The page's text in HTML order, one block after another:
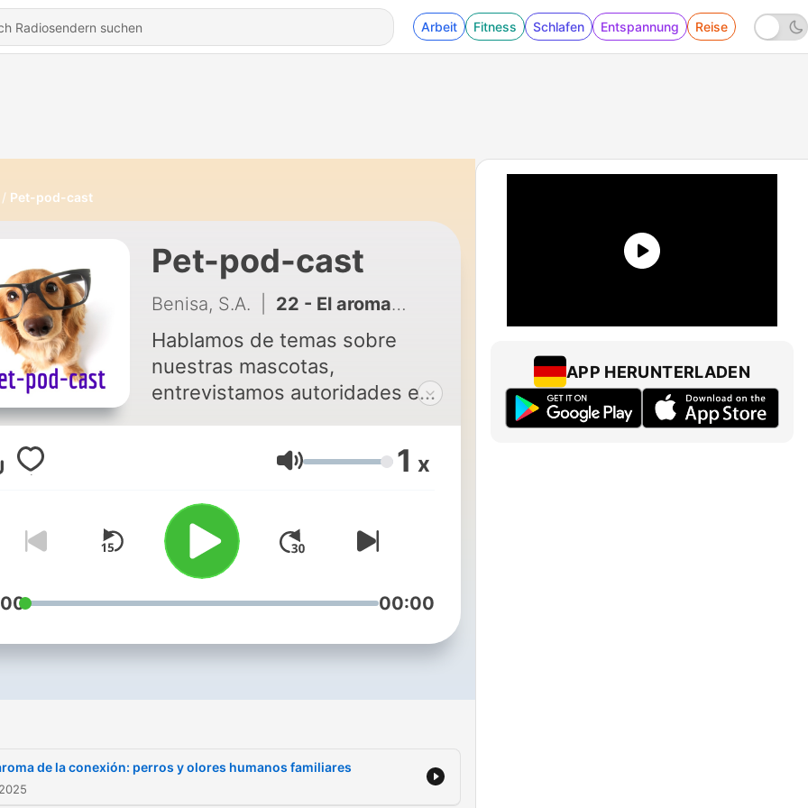
Arbeit Fitness Schlafen Entspannung Reise
Pet-pod-cast
Pet-pod-cast
Benisa, S.A. 22 - El aroma de la conexión: perros y olores humanos familiares
Hablamos de temas sobre
nuestras mascotas,
entrevistamos autoridades en
entrenamiento positivo, etc.
Nuestro podcast está
plataformas como Google
Podcasts, Apple Podcasts,
Radio Republic, Spotify,
Stitcher, Breaker, Overcast,
entre otras plataformas. Pulse
Lautstärke 1 x
00:00
de la conexión: perros y olores humanos familiares
APP HERUNTERLADEN